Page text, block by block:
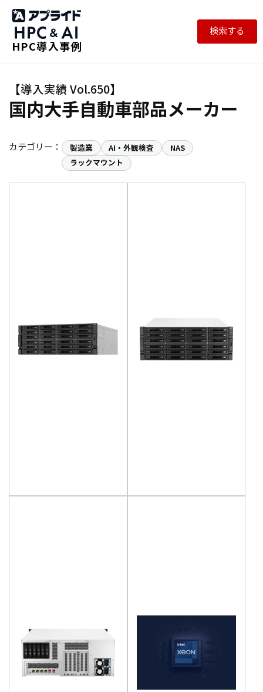
HPC導入事例
検索する
国内大手自動車部品メーカー
カテゴリー： 製造業 AI・外観検査
NAS
ラックマウント